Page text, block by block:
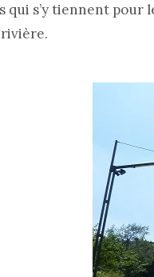
qui s’y tiennent pour